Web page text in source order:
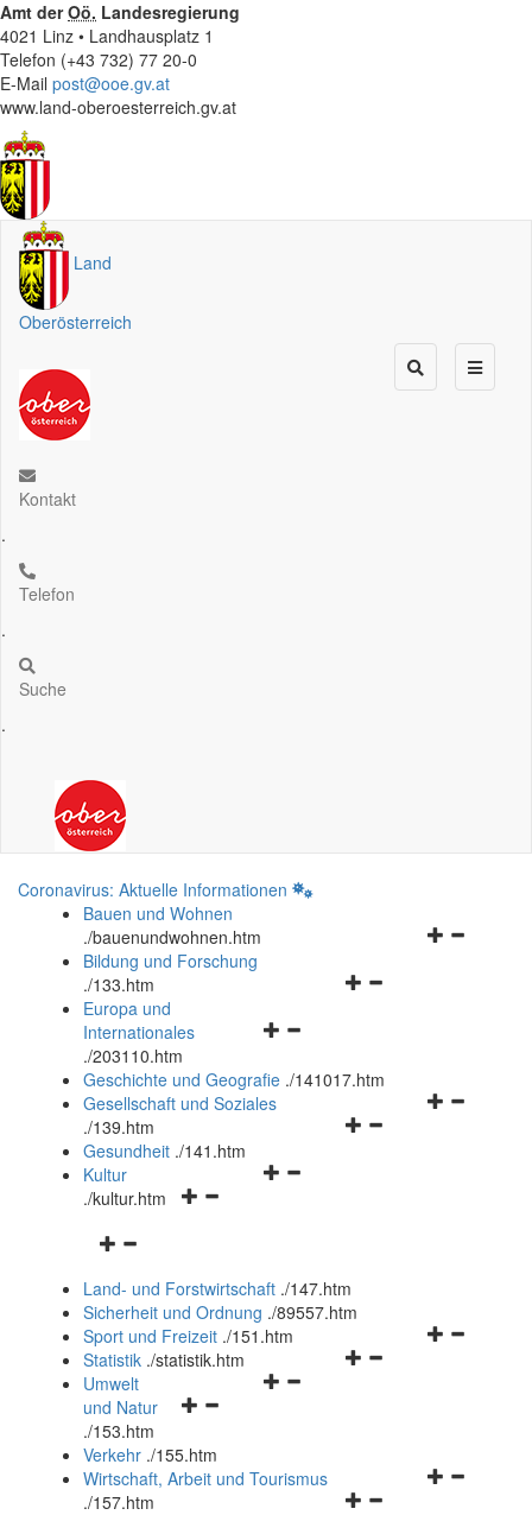
Amt derOö. Landesregierung
4021 Linz • Landhausplatz 1
Telefon (+43 732) 77 20-0
E-Mail post@ooe.gv.at
www.land-oberoesterreich.gv.at
Land
Oberösterreich
Kontakt
.
Telefon
.
Suche
.
Coronavirus: Aktuelle Informationen
Bauen und Wohnen
./bauenundwohnen.htm
Navigationsmenü
Bildung und Forschung
./133.htm
Navigationsmenü
und
schließen
Europa und
Internationales
./203110.htm
Geschichte und Geografie ./141017.htm
Navigationsmenü
Gesellschaft und Soziales
./139.htm
Navigationsmenü
Gesundheit ./141.htm
Navigationsmenü
Kultur
./kultur.htm
Navigationsmenü
und
schließen
Land- und Forstwirtschaft ./147.htm
Sicherheit und Ordnung ./89557.htm
Navigationsmenü
Sport und Freizeit ./151.htm
Navigationsmenü
Statistik ./statistik.htm
Navigationsmenü
und
schließen
Umwelt
und Natur
./153.htm
Verkehr ./155.htm
Navigationsmenü
Wirtschaft, Arbeit und Tourismus
./157.htm